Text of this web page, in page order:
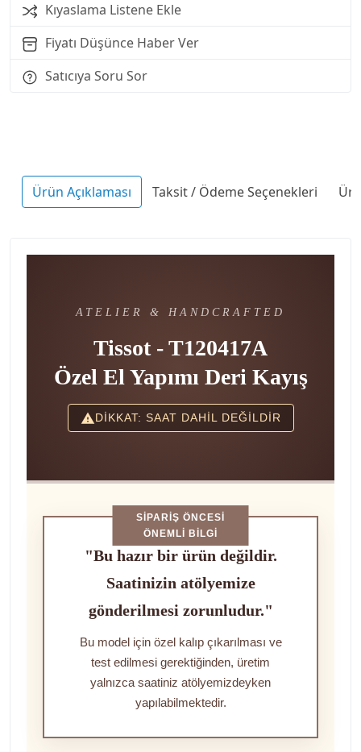
Kıyaslama Listene Ekle
Fiyatı Düşünce Haber Ver
Satıcıya Soru Sor
Ürün Açıklaması Taksit / Ödeme Seçenekleri
ATELIER & HANDCRAFTED
Tissot - T120417A
Özel El Yapımı Deri Kayış
DİKKAT: SAAT DAHİL DEĞİLDİR
SIPARIŞ ÖNCESI
ÖNEMLI BILGI
"Bu hazır bir ürün değildir.
Saatinizin atölyemize
gönderilmesi zorunludur."
Bu model için özel kalıp çıkarılması ve
test edilmesi gerektiğinden, üretim
yalnızca saatiniz atölyemizdeyken
yapılabilmektedir.